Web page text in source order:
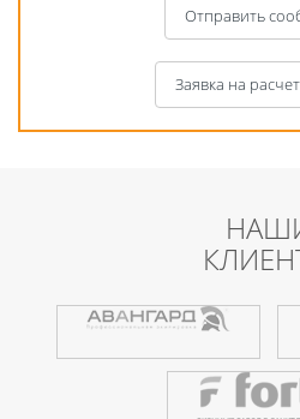
Отправить
Заявка на